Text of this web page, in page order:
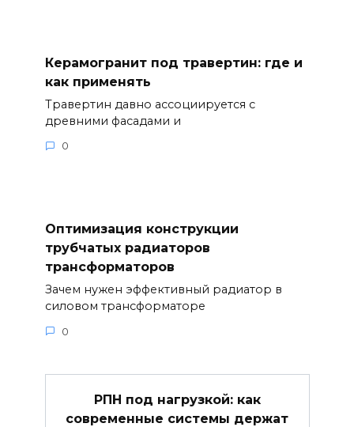
Керамогранит под травертин: где и
как применять
Травертин давно ассоциируется с
древними фасадами и
0
Оптимизация конструкции
трубчатых радиаторов
трансформаторов
Зачем нужен эффективный радиатор в
силовом трансформаторе
0
РПН под нагрузкой: как
современные системы держат